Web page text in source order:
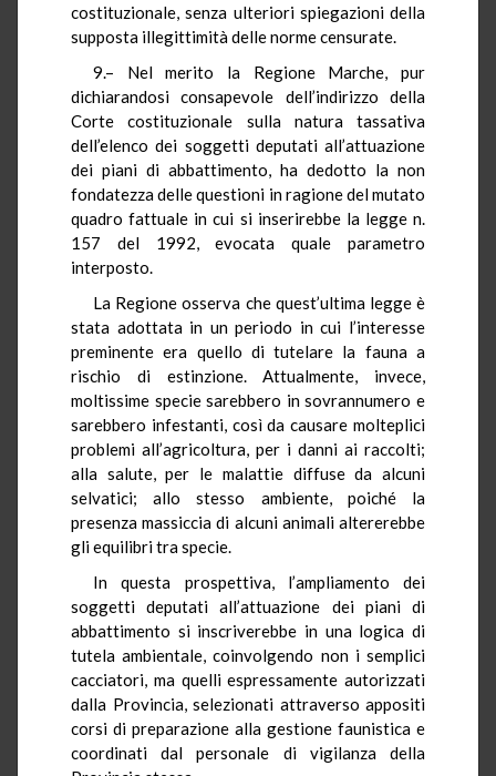
costituzionale, senza ulteriori spiegazioni della
supposta illegittimità delle norme censurate.
9.– Nel merito la Regione Marche, pur
dichiarandosi consapevole dell’indirizzo della
Corte costituzionale sulla natura tassativa
dell’elenco dei soggetti deputati all’attuazione
dei piani di abbattimento, ha dedotto la non
fondatezza delle questioni in ragione del mutato
quadro fattuale in cui si inserirebbe la legge n.
157 del 1992, evocata quale parametro
interposto.
La Regione osserva che quest’ultima legge è
stata adottata in un periodo in cui l’interesse
preminente era quello di tutelare la fauna a
rischio di estinzione. Attualmente, invece,
moltissime specie sarebbero in sovrannumero e
sarebbero infestanti, così da causare molteplici
problemi all’agricoltura, per i danni ai raccolti;
alla salute, per le malattie diffuse da alcuni
selvatici; allo stesso ambiente, poiché la
presenza massiccia di alcuni animali altererebbe
gli equilibri tra specie.
In questa prospettiva, l’ampliamento dei
soggetti deputati all’attuazione dei piani di
abbattimento si inscriverebbe in una logica di
tutela ambientale, coinvolgendo non i semplici
cacciatori, ma quelli espressamente autorizzati
dalla Provincia, selezionati attraverso appositi
corsi di preparazione alla gestione faunistica e
coordinati dal personale di vigilanza della